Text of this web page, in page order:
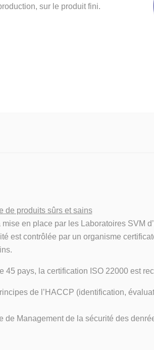
sur le produit fini.
de produits sûrs et sains
en place par les Laboratoires SVM
est contrôlée par un organisme
45 pays, la certification ISO 22000 est
de l’HACCP (identification,
de Management de la sécurité des